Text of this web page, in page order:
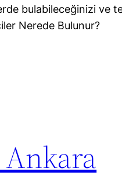
bulabileceğinizi ve
Nerede Bulunur?